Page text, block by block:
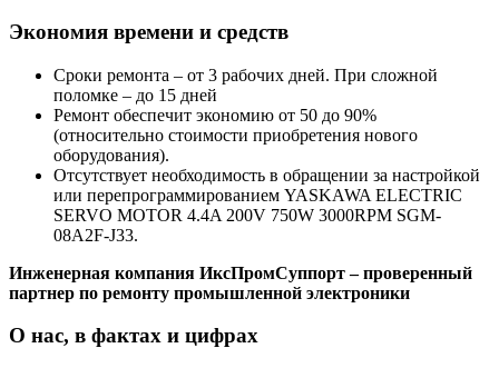
Экономия времени и средств
Сроки ремонта – от 3 рабочих дней. При сложной
поломке – до 15 дней
Ремонт обеспечит экономию от 50 до 90%
(относительно стоимости приобретения нового
оборудования).
Отсутствует необходимость в обращении за настройкой
или перепрограммированием YASKAWA ELECTRIC
SERVO MOTOR 4.4A 200V 750W 3000RPM SGM-
08A2F-J33.
Инженерная компания ИксПромСуппорт – проверенный
партнер по ремонту промышленной электроники
О нас, в фактах и цифрах